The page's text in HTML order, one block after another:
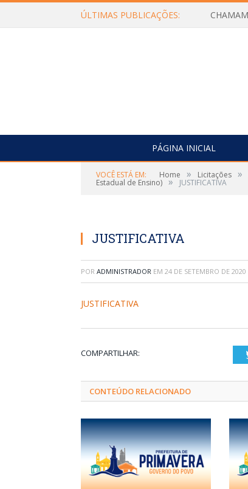
ÚLTIMAS PUBLICAÇÕES:
PÁGINA INICIAL
VOCÊ ESTÁ EM: Home » Licitações »
Estadual de Ensino) » JUSTIFICATIVA
JUSTIFICATIVA
POR ADMINISTRADOR EM 24 DE SETEMBRO DE 2020
JUSTIFICATIVA
COMPARTILHAR:
CONTEÚDO RELACIONADO